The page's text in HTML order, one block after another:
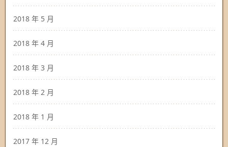
2018 年 5 月
2018 年 4 月
2018 年 3 月
2018 年 2 月
2018 年 1 月
2017 年 12 月